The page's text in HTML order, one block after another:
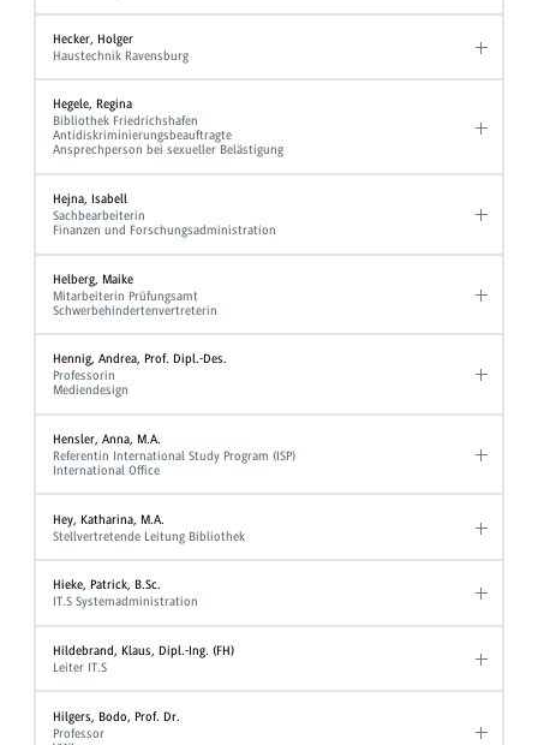
Hecker, Holger
Haustechnik Ravensburg
Hegele, Regina
Bibliothek Friedrichshafen
Antidiskriminierungsbeauftragte
Ansprechperson bei sexueller Belästigung
Hejna, Isabell
Sachbearbeiterin
Finanzen und Forschungsadministration
Helberg, Maike
Mitarbeiterin Prüfungsamt
Schwerbehindertenvertreterin
Hennig, Andrea, Prof. Dipl.-Des.
Professorin
Mediendesign
Hensler, Anna, M.A.
Referentin International Study Program (ISP)
International Office
Hey, Katharina, M.A.
Stellvertretende Leitung Bibliothek
Hieke, Patrick, B.Sc.
IT.S Systemadministration
Hildebrand, Klaus, Dipl.-Ing. (FH)
Leiter IT.S
Hilgers, Bodo, Prof. Dr.
Professor